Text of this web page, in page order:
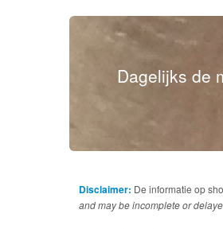
Dagelijks de
Disclaimer: De informatie op
and may be incomplete or